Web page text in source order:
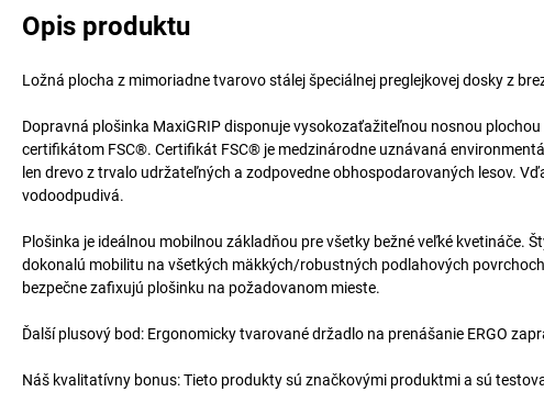
Opis produktu
Ložná plocha z mimoriadne tvarovo stálej špeciálnej preglejkovej dosky z
Dopravná plošinka MaxiGRIP disponuje vysokozaťažiteľnou nosnou
certifikátom FSC®. Certifikát FSC® je medzinárodne uznávaná
len drevo z trvalo udržateľných a zodpovedne obhospodarovaných lesov.
vodoodpudivá.
Plošinka je ideálnou mobilnou základňou pre všetky bežné veľké kvetináče.
dokonalú mobilitu na všetkých mäkkých/robustných podlahových
bezpečne zafixujú plošinku na požadovanom mieste.
Ďalší plusový bod: Ergonomicky tvarované držadlo na prenášanie ERGO
Náš kvalitatívny bonus: Tieto produkty sú značkovými produktmi a sú